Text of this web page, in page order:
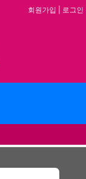
회원가입 로그인